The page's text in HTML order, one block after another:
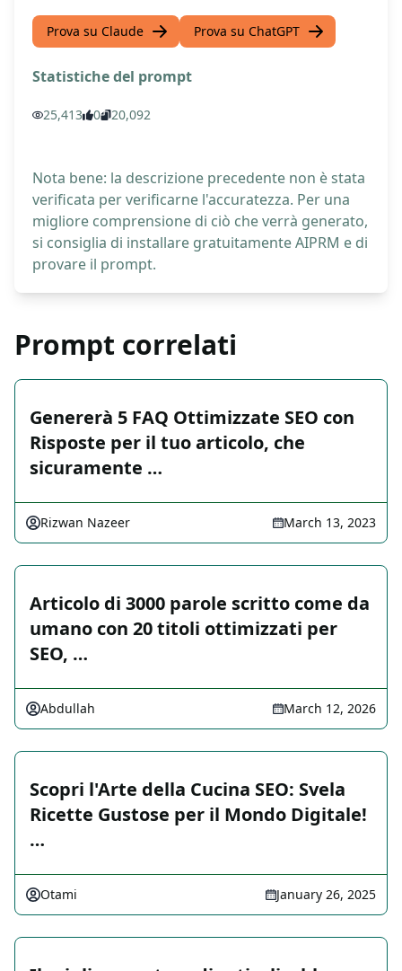
Prova su Claude Prova su ChatGPT
Statistiche del prompt
25,413 0 20,092
Nota bene: la descrizione precedente non è stata
verificata per verificarne l'accuratezza. Per una
migliore comprensione di ciò che verrà generato,
si consiglia di installare gratuitamente AIPRM e di
provare il prompt.
Prompt correlati
Genererà 5 FAQ Ottimizzate SEO con
Risposte per il tuo articolo, che
sicuramente …
Rizwan Nazeer March 13, 2023
Articolo di 3000 parole scritto come da
umano con 20 titoli ottimizzati per
SEO, …
Abdullah March 12, 2026
Scopri l'Arte della Cucina SEO: Svela
Ricette Gustose per il Mondo Digitale!
…
Otami January 26, 2025